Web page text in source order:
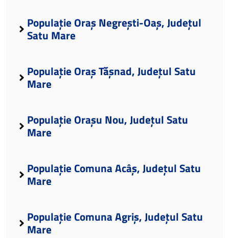
Populație Oraș Negrești-Oaș, Județul
Satu Mare
Populație Oraș Tășnad, Județul Satu
Mare
Populație Orașu Nou, Județul Satu
Mare
Populație Comuna Acâș, Județul Satu
Mare
Populație Comuna Agriș, Județul Satu
Mare